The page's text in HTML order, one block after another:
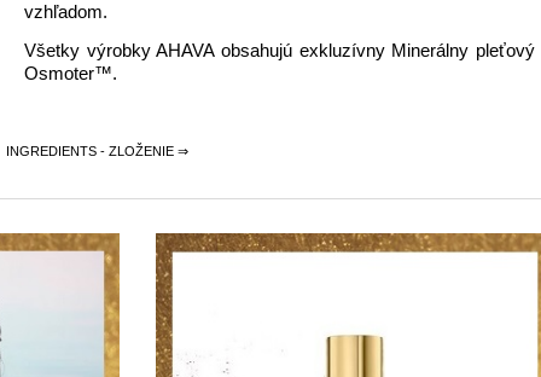
vzhľadom.
Všetky výrobky AHAVA obsahujú exkluzívny Minerálny pleťový
Osmoter™.
INGREDIENTS - ZLOŽENIE ⇒